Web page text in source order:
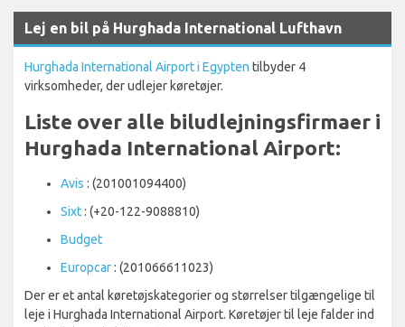
Lej en bil på Hurghada International Lufthavn
Hurghada International Airport i Egypten tilbyder 4
virksomheder, der udlejer køretøjer.
Liste over alle biludlejningsfirmaer i
Hurghada International Airport:
Avis : (201001094400)
Sixt: (+20-122-9088810)
Budget
Europcar: (201066611023)
Der er et antal køretøjskategorier og størrelser tilgængelige til
leje i Hurghada International Airport. Køretøjer til leje falder ind